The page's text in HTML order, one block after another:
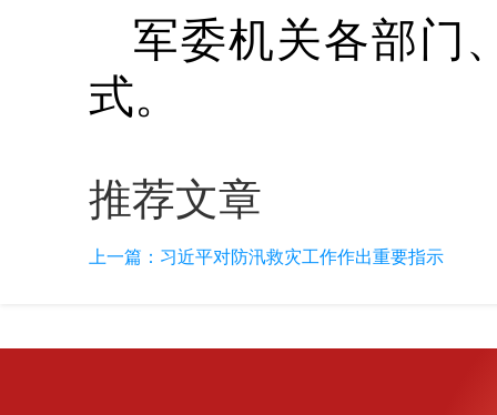
军委机关各部门
式。
推荐文章
上一篇： 习近平对防汛救灾工作作出重要指示